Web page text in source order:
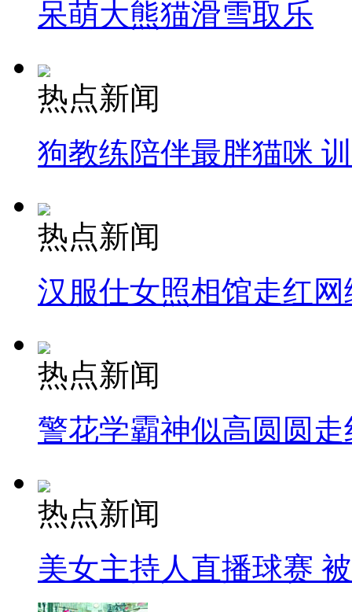
呆萌大熊猫滑雪取乐
热点新闻
狗教练陪伴最胖猫咪
热点新闻
汉服仕女照相馆走红网
热点新闻
警花学霸神似高圆圆走
热点新闻
美女主持人直播球赛